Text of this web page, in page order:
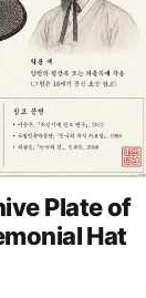
ような温度感の
釈風のラベルを
見出しや記号的
“hair flow”
“charm
字は主役にし
ださい。 読ませ
」と伝わるビジュ
研究ノート、キ
ページ、公式アー
。 背景はシンプ
た淡いグラデーシ
ル、手書き風の丸
さい。 重要： キ
Plate of
Hat